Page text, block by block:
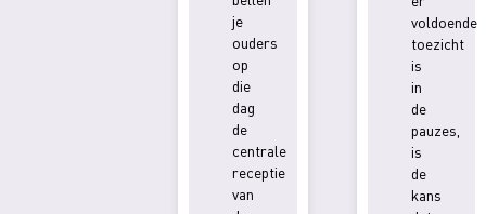
je
ouders
op
die
dag
de
centrale
receptie
van
voldoende
toezicht
is
in
de
pauzes,
is
de
kans